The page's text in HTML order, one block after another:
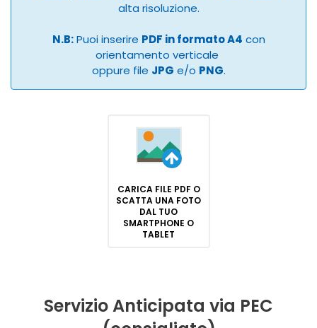
alta risoluzione.
N.B:Puoi inserire PDF in formato A4 con
orientamento verticale
oppure file JPG e/o PNG.
CARICA FILE PDF O
SCATTA UNA FOTO
DAL TUO
SMARTPHONE O
TABLET
Servizio Anticipata via PEC